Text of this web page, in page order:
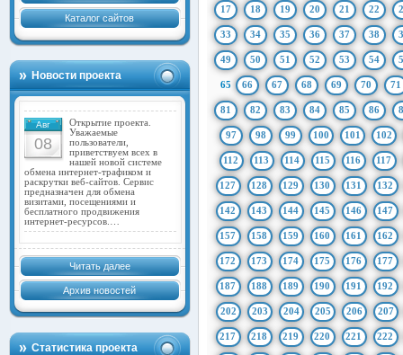
Каталог сайтов
Новости проекта
Авг
08
Открытие проекта.
Уважаемые
пользователи,
приветствуем всех в
нашей новой системе
обмена интернет-трафиком и
раскрутки веб-сайтов. Сервис
предназначен для обмена
визитами, посещениями и
бесплатного продвижения
интернет-ресурсов.…
Читать далее
Архив новостей
Статистика проекта
17 18 19 20 21 22
33 34 35 36 37 38
49 50 51 52 53 54
65 66 67 68 69 70 71
81 82 83 84 85 86
97 98 99 100 101 102
112 113 114 115 116 117
127 128 129 130 131 132
142 143 144 145 146 147
157 158 159 160 161 162
172 173 174 175 176 177
187 188 189 190 191 192
202 203 204 205 206 207
217 218 219 220 221 222